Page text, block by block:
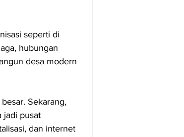
seperti di
hubungan
desa modern
Sekarang,
jadi pusat
dan internet